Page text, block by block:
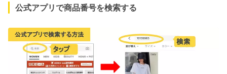
公式アプリで商品番号を検索する